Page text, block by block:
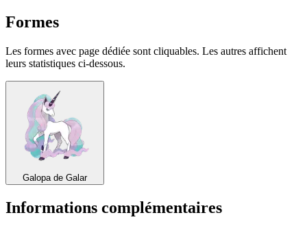
Formes
Les formes avec page dédiée sont cliquables. Les autres affichent
leurs statistiques ci-dessous.
Galopa de Galar
Informations complémentaires